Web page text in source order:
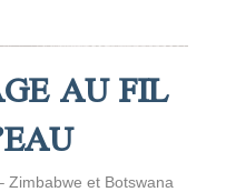
AU FIL
Zimbabwe et Botswana